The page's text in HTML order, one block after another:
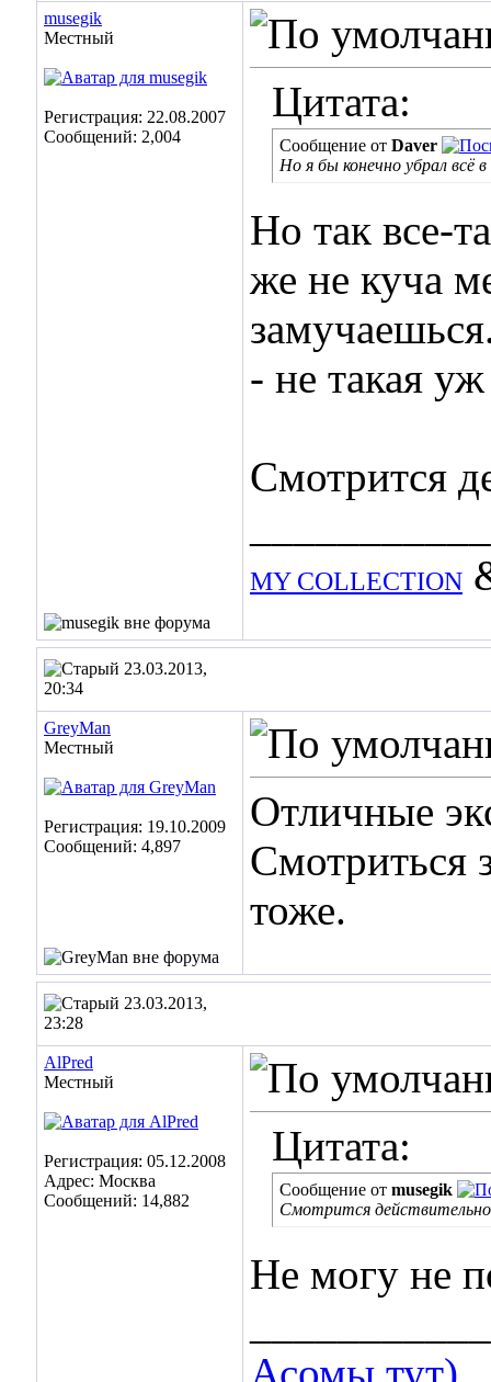
musegik
Местный
Регистрация: 22.08.2007
Сообщений: 2,004
Цитата:
Сообщение от Daver
Но я бы конечно убрал всё
Но так все-
же не куча
- не такая
Смотрится
MY COLLECTION
23.03.2013,
20:34
GreyMan
Местный
Регистрация: 19.10.2009
Сообщений: 4,897
Отличные
Смотриться
тоже.
23.03.2013,
23:28
AlPred
Местный
Регистрация: 05.12.2008
Адрес: Москва
Сообщений: 14,882
Цитата:
Сообщение от musegik
Смотрится
Не могу не